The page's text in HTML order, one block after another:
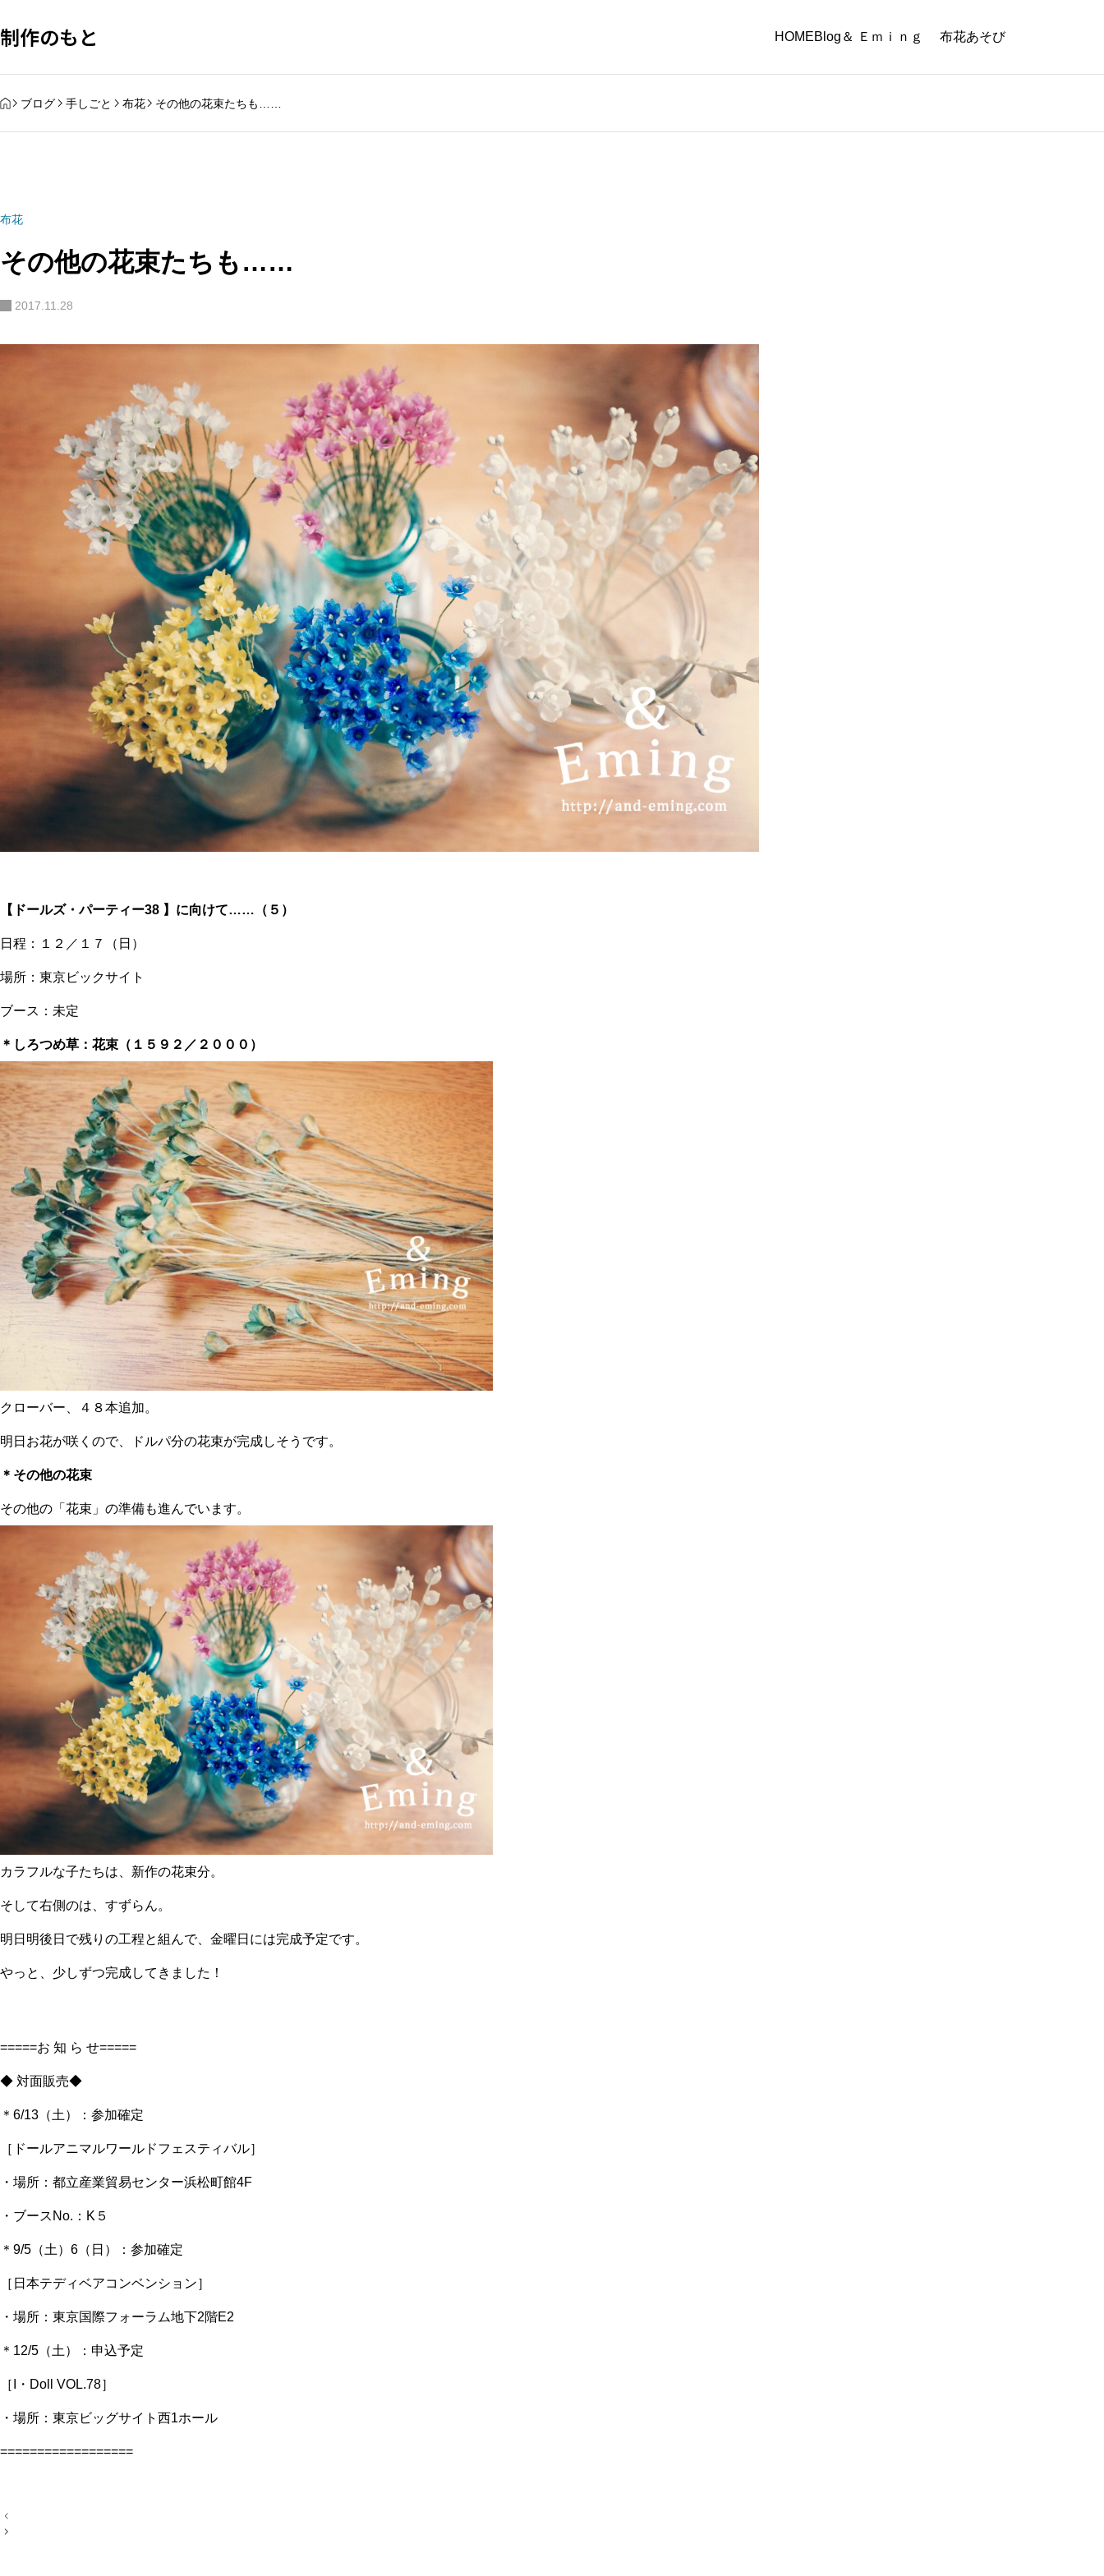
制作のもと HOMEBlog ＆ Ｅｍｉｎｇ 布花あそび
HOME
ブログ 手しごと 布花 その他の花束たちも……
布花
その他の花束たちも……
2017.11.28
【ドールズ・パーティー38 】に向けて……（５）
日程：１２／１７（日）
場所：東京ビックサイト
ブース：未定
＊しろつめ草：花束（１５９２／２０００）
クローバー、４８本追加。
明日お花が咲くので、ドルパ分の花束が完成しそうです。
＊その他の花束
その他の「花束」の準備も進んでいます。
カラフルな子たちは、新作の花束分。
そして右側のは、すずらん。
明日明後日で残りの工程と組んで、金曜日には完成予定です。
やっと、少しずつ完成してきました！
=====お 知 ら せ=====
◆ 対面販売◆
＊6/13（土）：参加確定
［ドールアニマルワールドフェスティバル］
・場所：都立産業貿易センター浜松町館4F
・ブースNo.：K５
＊9/5（土）6（日）：参加確定
［日本テディベアコンベンション］
・場所：東京国際フォーラム地下2階E2
＊12/5（土）：申込予定
［I・Doll VOL.78］
・場所：東京ビッグサイト西1ホール
==================
投
稿